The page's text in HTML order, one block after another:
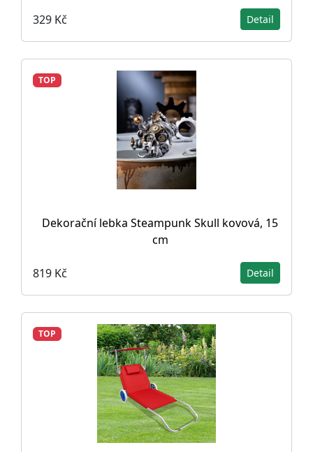
329 Kč Detail
TOP
Dekorační lebka Steampunk Skull kovová, 15
cm
819 Kč Detail
TOP